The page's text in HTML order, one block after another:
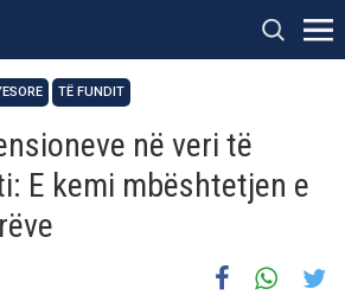
TË FUNDIT
në veri të
E kemi mbështetjen e